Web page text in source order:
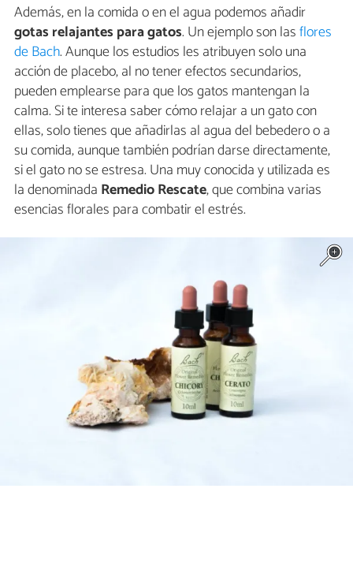
Además, en la comida o en el agua podemos añadir
gotas relajantes para gatos. Un ejemplo son lasflores
de Bach. Aunque los estudios les atribuyen solo una
acción de placebo, al no tener efectos secundarios,
pueden emplearse para que los gatos mantengan la
calma. Si te interesa saber cómo relajar a un gato con
ellas, solo tienes que añadirlas al agua del bebedero o a
su comida, aunque también podrían darse directamente,
si el gato no se estresa. Una muy conocida y utilizada es
la denominada Remedio Rescate, que combina varias
esencias florales para combatir el estrés.